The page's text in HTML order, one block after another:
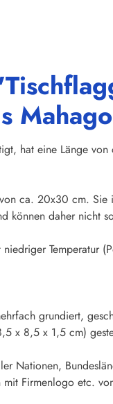
hat eine Länge
ca. 20x30 cm.
können daher nicht
Temperatur
grundiert,
x 8,5 x 1,5 cm)
Nationen,
Firmenlogo etc.